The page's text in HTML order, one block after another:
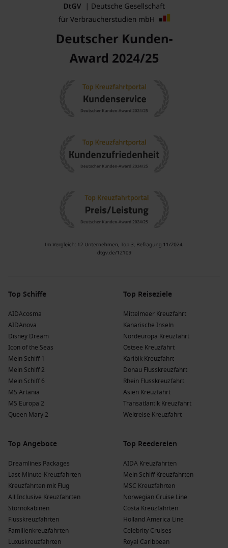
Top Schiffe
AIDAcosma
AIDAnova
Disney Dream
Icon of the Seas
Mein Schiff 1
Mein Schiff 2
Mein Schiff 6
MS Artania
MS Europa 2
Queen Mary 2
Top Reiseziele
Mittelmeer Kreuzfahrt
Kanarische Inseln
Nordeuropa Kreuzfahrt
Ostsee Kreuzfahrt
Karibik Kreuzfahrt
Donau Flusskreuzfahrt
Rhein Flusskreuzfahrt
Asien Kreuzfahrt
Transatlantik Kreuzfahrt
Weltreise Kreuzfahrt
Top Angebote
Dreamlines Packages
Last-Minute-Kreuzfahrten
Kreuzfahrten mit Flug
All Inclusive Kreuzfahrten
Stornokabinen
Flusskreuzfahrten
Familienkreuzfahrten
Luxuskreuzfahrten
Top Reedereien
AIDA Kreuzfahrten
Mein Schiff Kreuzfahrten
MSC Kreuzfahrten
Norwegian Cruise Line
Costa Kreuzfahrten
Holland America Line
Celebrity Cruises
Royal Caribbean